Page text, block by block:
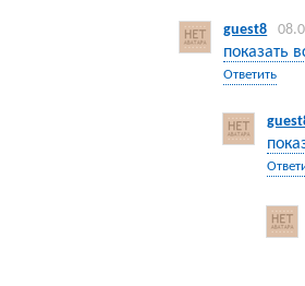
guest8
показать
Ответить